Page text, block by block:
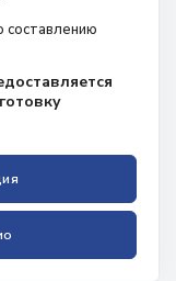
составлению